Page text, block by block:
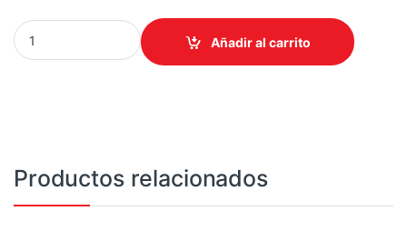
PARLANTE AMAZON ECHO POP B09ZX1LRXX COMPACTO /
Añadir al carrito
Productos relacionados